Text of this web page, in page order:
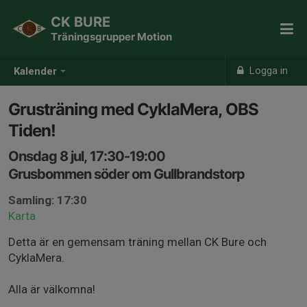
Kalender Logga in
CK BURE
Träningsgrupper Motion
Grusträning med CyklaMera, OBS
Tiden!
Onsdag 8 jul, 17:30-19:00
Grusbommen söder om Gullbrandstorp
Samling: 17:30
Karta
Detta är en gemensam träning mellan CK Bure och
CyklaMera.
Alla är välkomna!